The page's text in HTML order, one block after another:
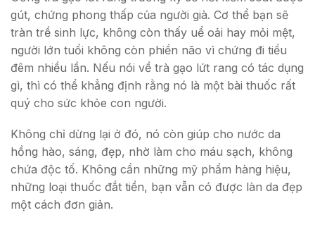
gút, chứng phong thấp của người già. Cơ thể bạn sẽ
tràn trề sinh lực, không còn thấy uể oải hay mỏi mệt,
người lớn tuổi không còn phiền não vì chứng đi tiểu
đêm nhiều lần. Nếu nói về trà gạo lứt rang có tác dụng
gì, thì có thể khẳng định rằng nó là một bài thuốc rất
quý cho sức khỏe con người.
Không chỉ dừng lại ở đó, nó còn giúp cho nước da
hồng hào, sáng, đẹp, nhờ làm cho máu sạch, không
chứa độc tố. Không cần những mỹ phẩm hàng hiệu,
những loại thuốc đắt tiền, bạn vẫn có được làn da đẹp
một cách đơn giản.